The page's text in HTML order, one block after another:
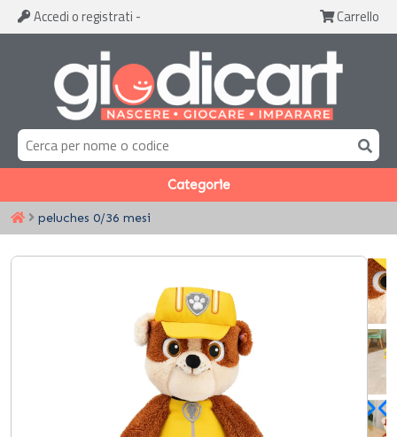
Accedi o registrati - Carrello
Categorie
peluches 0/36 mesi